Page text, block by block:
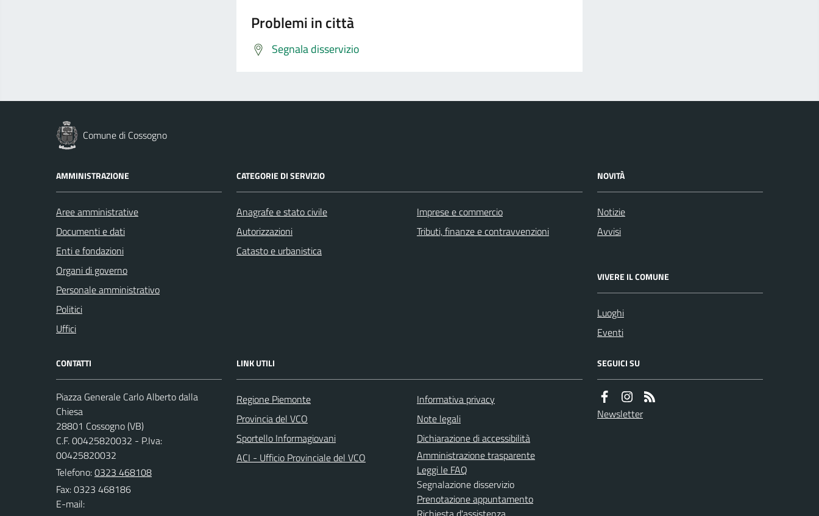
Problemi in città
Segnala disservizio
Comune di Cossogno
AMMINISTRAZIONE
Aree amministrative
Documenti e dati
Enti e fondazioni
Organi di governo
Personale amministrativo
Politici
Uffici
CATEGORIE DI SERVIZIO
Anagrafe e stato civile
Autorizzazioni
Catasto e urbanistica
Imprese e commercio
Tributi, finanze e contravvenzioni
NOVITÀ
Notizie
Avvisi
VIVERE IL COMUNE
Luoghi
Eventi
CONTATTI
Piazza Generale Carlo Alberto dalla
Chiesa
28801 Cossogno (VB)
C.F. 00425820032 - P.Iva:
00425820032
Telefono:0323 468108
Fax: 0323 468186
E-mail:
LINK UTILI
Regione Piemonte
Provincia del VCO
Sportello Informagiovani
ACI - Ufficio Provinciale del VCO
Informativa privacy
Note legali
Dichiarazione di accessibilità
Amministrazione trasparente
Leggi le FAQ
Segnalazione disservizio
Prenotazione appuntamento
SEGUICI SU
Newsletter